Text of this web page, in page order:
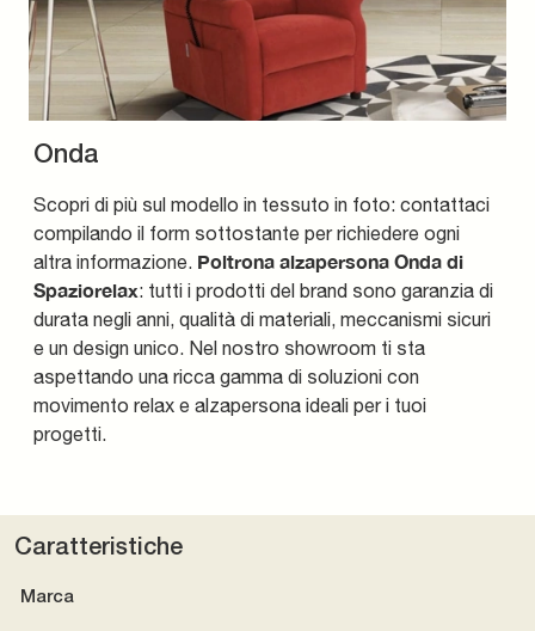
Onda
Scopri di più sul modello in tessuto in foto: contattaci
compilando il form sottostante per richiedere ogni
altra informazione. Poltrona alzapersona Onda di
Spaziorelax: tutti i prodotti del brand sono garanzia di
durata negli anni, qualità di materiali, meccanismi sicuri
e un design unico. Nel nostro showroom ti sta
aspettando una ricca gamma di soluzioni con
movimento relax e alzapersona ideali per i tuoi
progetti.
Caratteristiche
Marca